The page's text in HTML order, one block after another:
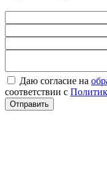
Даю согласие на
соответствии с
Отправить